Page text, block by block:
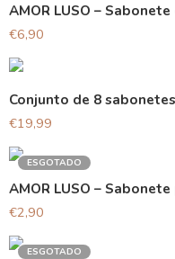
AMOR LUSO –
€6,90
Conjunto de 8
€19,99
ESGOTADO
AMOR LUSO –
€2,90
ESGOTADO